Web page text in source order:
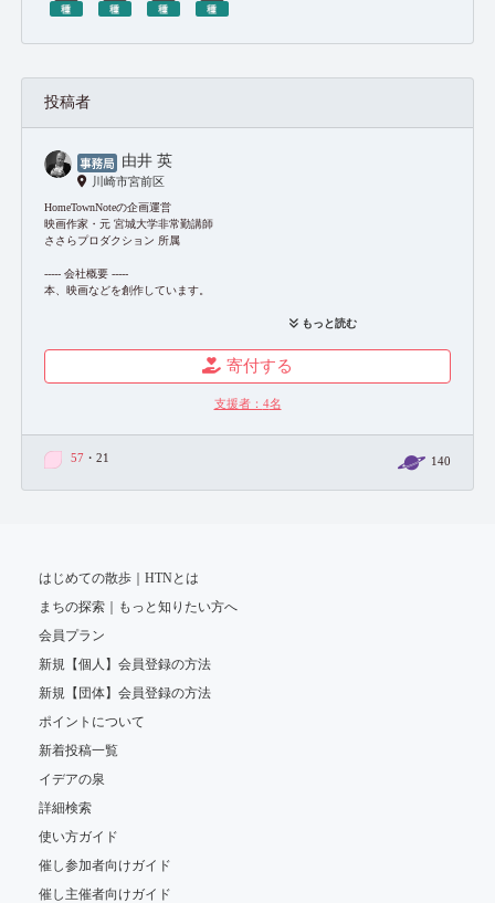
投稿者
由井 英
川崎市宮前区
HomeTownNoteの企画運営
映画作家・元 宮城大学非常勤講師
ささらプロダクション 所属
----- 会社概要 -----
本、映画などを創作しています。
本社：川崎市宮前区土橋7-26-1
https://sasala-pro.com/monomono
=主な仕事先=
文化庁、公益財団法人トヨタ財団、新潮社、亜紀書房など
・2017年度川崎市文化賞（小倉美惠子）
もっと読む
寄付する
支援者： 4名
57 ・21 140
はじめての散歩｜HTNとは
まちの探索｜もっと知りたい方へ
会員プラン
新規【個人】会員登録の方法
新規【団体】会員登録の方法
ポイントについて
新着投稿一覧
イデアの泉
詳細検索
使い方ガイド
催し参加者向けガイド
催し主催者向けガイド